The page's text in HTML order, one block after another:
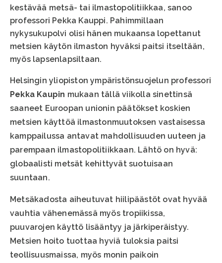
kestävää metsä- tai ilmastopolitiikkaa, sanoo
professori Pekka Kauppi. Pahimmillaan
nykysukupolvi olisi hänen mukaansa lopettanut
metsien käytön ilmaston hyväksi paitsi itseltään,
myös lapsenlapsiltaan.
Helsingin yliopiston ympäristönsuojelun professori
Pekka Kaupin mukaan tällä viikolla sinettinsä
saaneet Euroopan unionin päätökset koskien
metsien käyttöä ilmastonmuutoksen vastaisessa
kamppailussa antavat mahdollisuuden uuteen ja
parempaan ilmastopolitiikkaan. Lähtö on hyvä:
globaalisti metsät kehittyvät suotuisaan
suuntaan.
Metsäkadosta aiheutuvat hiilipäästöt ovat hyvää
vauhtia vähenemässä myös tropiikissa,
puuvarojen käyttö lisääntyy ja järkiperäistyy.
Metsien hoito tuottaa hyviä tuloksia paitsi
teollisuusmaissa, myös monin paikoin